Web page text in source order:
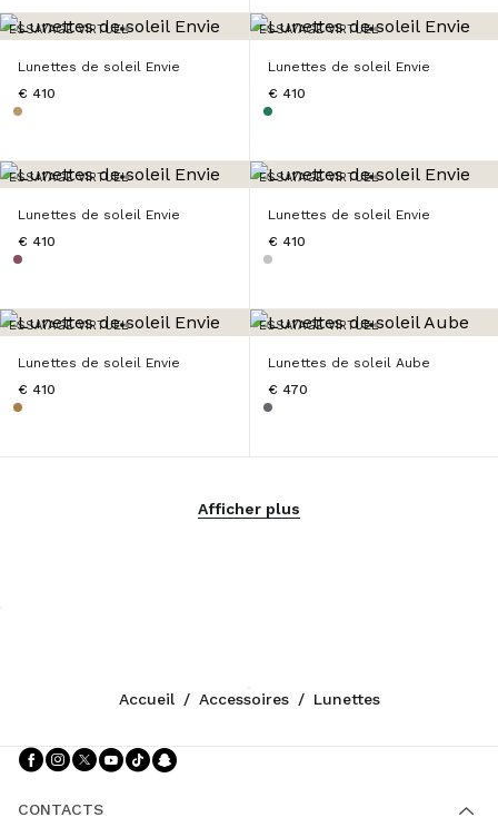
ESSAYAGE VIRTUEL
Lunettes de soleil Envie
€ 410
ESSAYAGE VIRTUEL
Lunettes de soleil Envie
€ 410
ESSAYAGE VIRTUEL
Lunettes de soleil Envie
€ 410
ESSAYAGE VIRTUEL
Lunettes de soleil Envie
€ 410
ESSAYAGE VIRTUEL
Lunettes de soleil Envie
€ 410
ESSAYAGE VIRTUEL
Lunettes de soleil Aube
€ 470
Afficher plus
Accueil / Accessoires / Lunettes
Suivez-nous facebook
Suivez-nous instagram
Suivez-nous twitter
Suivez-nous youtube
Suivez-nous tiktok
CONTACTS